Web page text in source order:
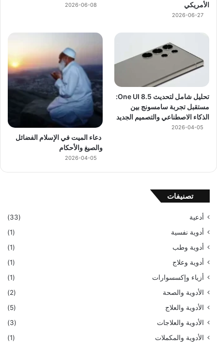
الأمريكي
2026-06-27
2026-06-08
تحليل شامل لتحديث One UI 8.5:
مستقبل تجربة سامسونج بين
الذكاء الاصطناعي والتصميم الجديد
2026-04-05
دعاء الميت في الإسلام الفضائل
والصيغ والأحكام
2026-04-05
تصنيفات
أدعية
(33)
أدوية نفسية
(1)
أدوية وطب
(1)
أدوية وعلاج
(1)
أزياء وإكسسوارات
(1)
الأدوية والصحة
(2)
الأدوية والعلاج
(5)
الأدوية والعلاجات
(3)
الأدوية والمكملات
(1)